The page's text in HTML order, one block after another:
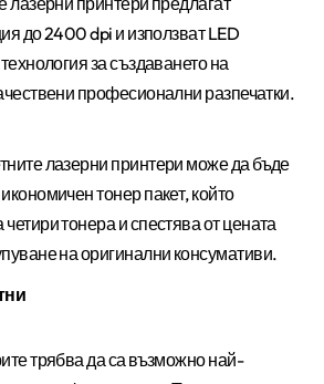
до 2400 dpi и използват LED
за създаването на
професионални разпечатки.
лазерни принтери може да бъде
тонер пакет, който
тонера и спестява от цената
на оригинални консумативи.
трябва да са възможно най-